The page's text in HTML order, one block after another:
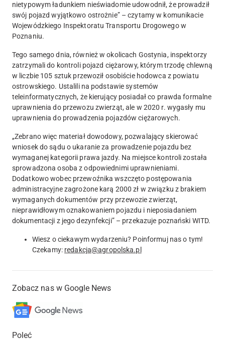
nietypowym ładunkiem nieświadomie udowodnił, że prowadził
swój pojazd wyjątkowo ostrożnie” – czytamy w komunikacie
Wojewódzkiego Inspektoratu Transportu Drogowego w
Poznaniu.
Tego samego dnia, również w okolicach Gostynia, inspektorzy
zatrzymali do kontroli pojazd ciężarowy, którym trzodę chlewną
w liczbie 105 sztuk przewoził osobiście hodowca z powiatu
ostrowskiego. Ustalili na podstawie systemów
teleinformatycznych, że kierujący posiadał co prawda formalne
uprawnienia do przewozu zwierząt, ale w 2020 r. wygasły mu
uprawnienia do prowadzenia pojazdów ciężarowych.
„Zebrano więc materiał dowodowy, pozwalający skierować
wniosek do sądu o ukaranie za prowadzenie pojazdu bez
wymaganej kategorii prawa jazdy. Na miejsce kontroli została
sprowadzona osoba z odpowiednimi uprawnieniami.
Dodatkowo wobec przewoźnika wszczęto postępowania
administracyjne zagrożone karą 2000 zł w związku z brakiem
wymaganych dokumentów przy przewozie zwierząt,
nieprawidłowym oznakowaniem pojazdu i nieposiadaniem
dokumentacji z jego dezynfekcji” – przekazuje poznański WITD.
Wiesz o ciekawym wydarzeniu? Poinformuj nas o tym!
Czekamy: redakcja@agropolska.pl
Zobacz nas w Google News
Poleć